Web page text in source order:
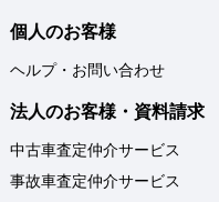
個人のお客様
ヘルプ・お問い合わせ
法人のお客様・資料請求
中古車査定仲介サービス
事故車査定仲介サービス